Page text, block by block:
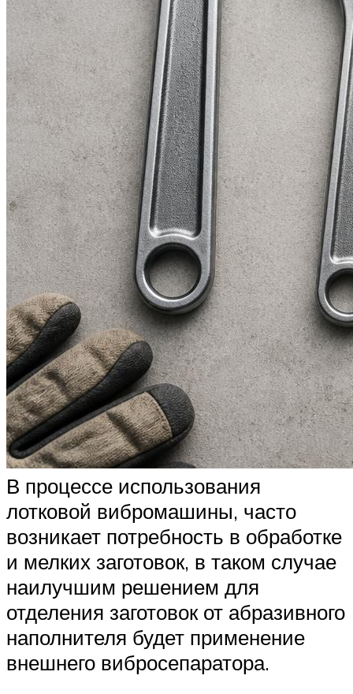
В процессе использования
лотковой вибромашины, часто
возникает потребность в обработке
и мелких заготовок, в таком случае
наилучшим решением для
отделения заготовок от абразивного
наполнителя будет применение
внешнего вибросепаратора.